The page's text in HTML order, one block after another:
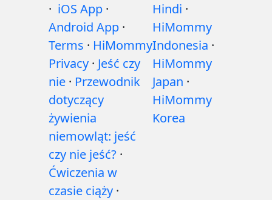
· iOS App ·
Android App ·
Terms · HiMommy
Privacy · Jeść czy
nie · Przewodnik
dotyczący
żywienia
niemowląt: jeść
czy nie jeść? ·
Ćwiczenia w
czasie ciąży ·
Hindi ·
HiMommy
Indonesia ·
HiMommy
Japan ·
HiMommy
Korea